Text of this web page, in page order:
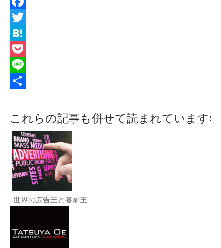
Facebook
Twitter
Hatena
Pocket
Line
有
これらの記事も併せて読まれています:
世界の広告王と喜劇王